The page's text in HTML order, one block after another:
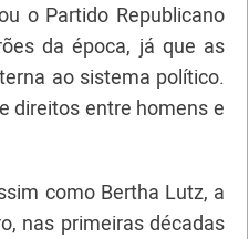
o Partido Republicano
da época, já que as
ao sistema político.
direitos entre homens e
como Bertha Lutz, a
nas primeiras décadas